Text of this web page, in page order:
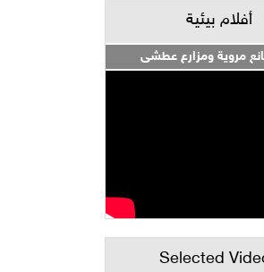
أفلام بيئية
مروية ومزارع عطشى
Selected